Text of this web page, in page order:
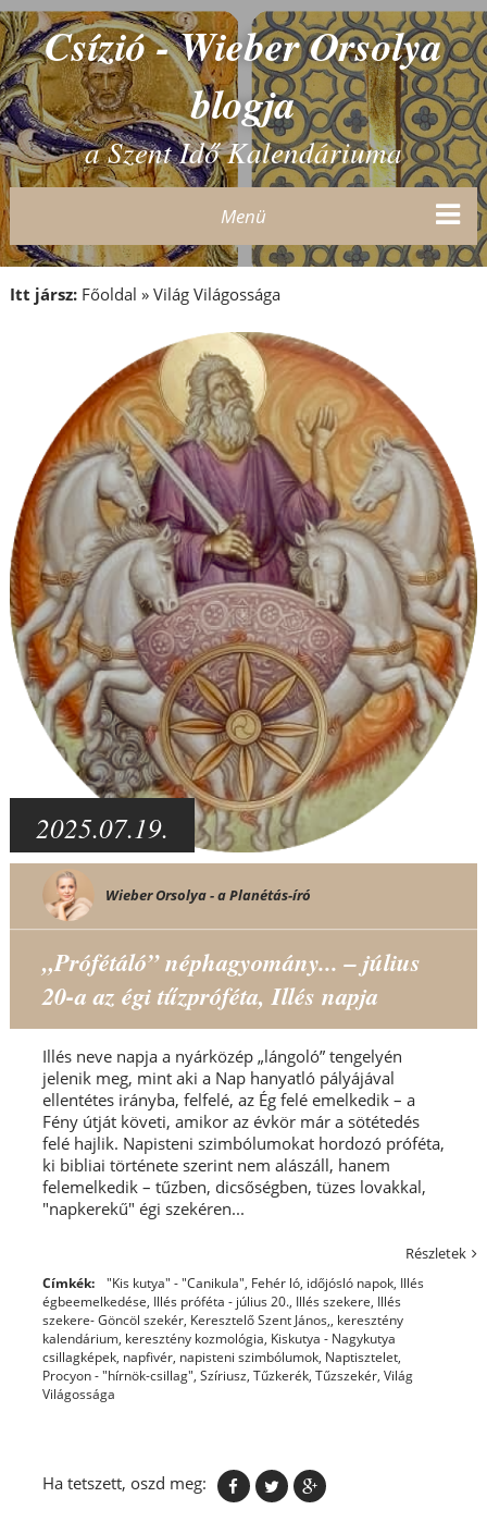
Csízió - Wieber Orsolya
blogja
a Szent Idő Kalendáriuma
Menü
Itt jársz: Főoldal » Világ Világossága
2025.07.19.
Wieber Orsolya - a Planétás-író
„Prófétáló” néphagyomány... – július
20-a az égi tűzpróféta, Illés napja
Illés neve napja a nyárközép „lángoló” tengelyén
jelenik meg, mint aki a Nap hanyatló pályájával
ellentétes irányba, felfelé, az Ég felé emelkedik – a
Fény útját követi, amikor az évkör már a sötétedés
felé hajlik. Napisteni szimbólumokat hordozó próféta,
ki bibliai története szerint nem alászáll, hanem
felemelkedik – tűzben, dicsőségben, tüzes lovakkal,
"napkerekű" égi szekéren...
Részletek
Címkék: "Kis kutya" - "Canikula", Fehér ló, időjósló napok, Illés
égbeemelkedése, Illés próféta - július 20., Illés szekere, Illés
szekere- Göncöl szekér, Keresztelő Szent János,, keresztény
kalendárium, keresztény kozmológia, Kiskutya - Nagykutya
csillagképek, napfivér, napisteni szimbólumok, Naptisztelet,
Procyon - "hírnök-csillag", Szíriusz, Tűzkerék, Tűzszekér, Világ
Világossága
Ha tetszett, oszd meg: